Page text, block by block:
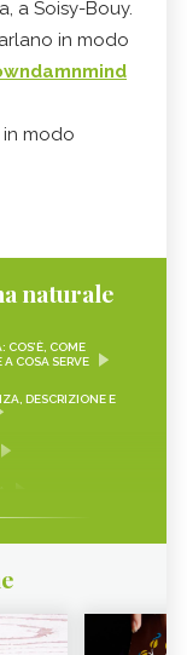
a Soisy-Bouy.
in modo
modo
naturale
COS’È, COME
COSA SERVE
DESCRIZIONE E